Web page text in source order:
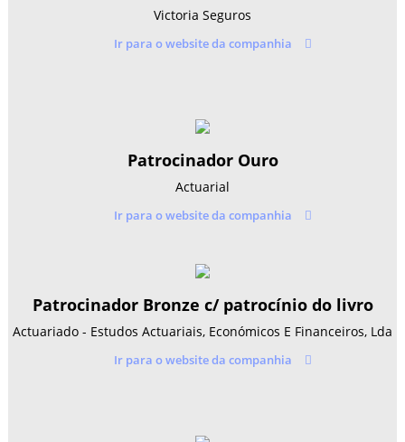
Victoria Seguros
Ir para o website da companhia
Patrocinador Ouro
Actuarial
Ir para o website da companhia
Patrocinador Bronze c/ patrocínio do livro
Actuariado - Estudos Actuariais, Económicos E Financeiros, Lda
Ir para o website da companhia